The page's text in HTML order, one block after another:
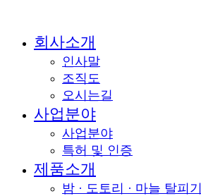
Menu
회사소개
인사말
조직도
오시는길
사업분야
사업분야
특허 및 인증
제품소개
밤 · 도토리 · 마늘 탈피기